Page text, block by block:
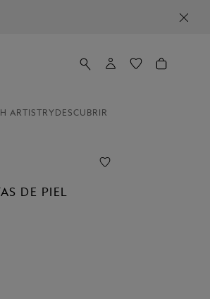
ARTISTRY DESCUBRIR
DE PIEL